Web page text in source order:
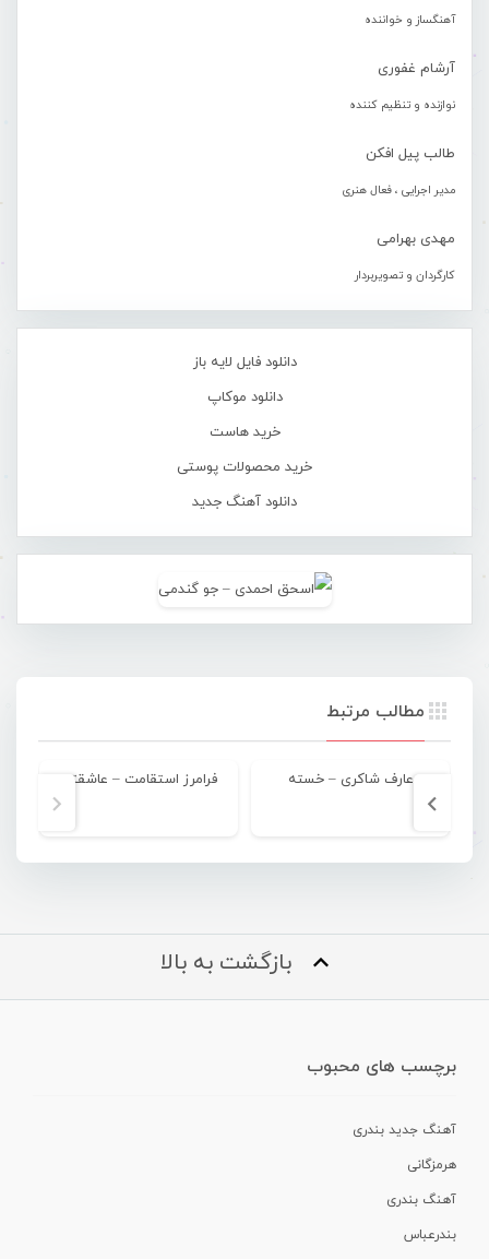
آهنگساز و خواننده
آرشام غفوری
نوازنده و تنظیم کننده
طالب پیل افکن
مدیر اجرایی ، فعال هنری
مهدی بهرامی
کارگردان و تصویربردار
دانلود فایل لایه باز
دانلود موکاپ
خرید هاست
خرید محصولات پوستی
دانلود آهنگ جدید
مطالب مرتبط
عارف شاکری – خسته فرامرز استقامت – عاشقتم
بازگشت به بالا
برچسب های محبوب
آهنگ جدید بندری
هرمزگانی
آهنگ بندری
بندرعباس